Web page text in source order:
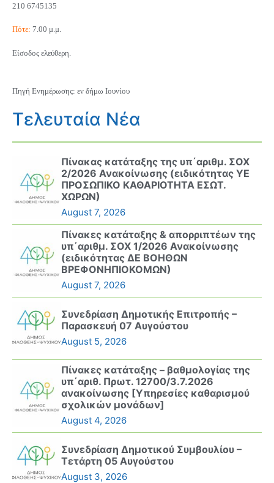
210 6745135
Πότε: 7.00 μ.μ.
Είσοδος ελεύθερη.
Πηγή Ενημέρωσης: εν δήμω Ιουνίου
Τελευταία Νέα
Πίνακας κατάταξης της υπ΄αριθμ. ΣΟΧ
2/2026 Ανακοίνωσης (ειδικότητας ΥΕ
ΠΡΟΣΩΠΙΚΟ ΚΑΘΑΡΙΟΤΗΤΑ ΕΣΩΤ.
ΧΩΡΩΝ)
August 7, 2026
Πίνακες κατάταξης & απορριπτέων της
υπ΄αριθμ. ΣΟΧ 1/2026 Ανακοίνωσης
(ειδικότητας ΔΕ ΒΟΗΘΩΝ
ΒΡΕΦΟΝΗΠΙΟΚΟΜΩΝ)
August 7, 2026
Συνεδρίαση Δημοτικής Επιτροπής –
Παρασκευή 07 Αυγούστου
August 5, 2026
Πίνακες κατάταξης – βαθμολογίας της
υπ΄αριθ. Πρωτ. 12700/3.7.2026
ανακοίνωσης [Υπηρεσίες καθαρισμού
σχολικών μονάδων]
August 4, 2026
Συνεδρίαση Δημοτικού Συμβουλίου –
Τετάρτη 05 Αυγούστου
August 3, 2026